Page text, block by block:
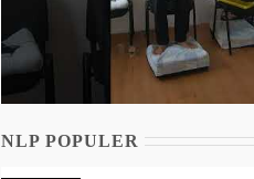
NLP POPULER